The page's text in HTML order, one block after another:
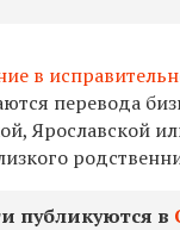
в
перевода
Ярославской
публикуются в